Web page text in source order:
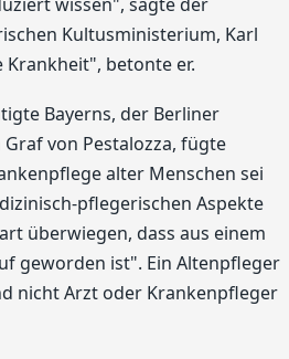
Kultusministerium, Karl
Krankheit", betonte er.
Bayerns, der Berliner
von Pestalozza, fügte
alter Menschen sei
pflegerischen Aspekte
überwiegen, dass aus einem
geworden ist". Ein Altenpfleger
nicht Arzt oder Krankenpfleger